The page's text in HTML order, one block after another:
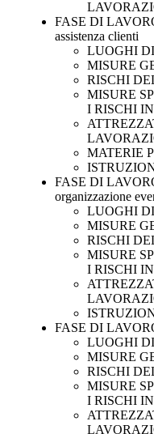
FASE DI
assistenza clienti
LUOGHI
MISURE
RISCHI
MISURE
I RISCHI
MATERIE
FASE DI
organizzazione
LUOGHI
MISURE
RISCHI
MISURE
I RISCHI
FASE DI
LUOGHI
MISURE
RISCHI
MISURE
I RISCHI